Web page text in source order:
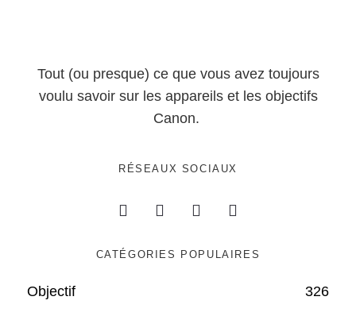
Tout (ou presque) ce que vous avez toujours
voulu savoir sur les appareils et les objectifs
Canon.
RÉSEAUX SOCIAUX
CATÉGORIES POPULAIRES
Objectif
326